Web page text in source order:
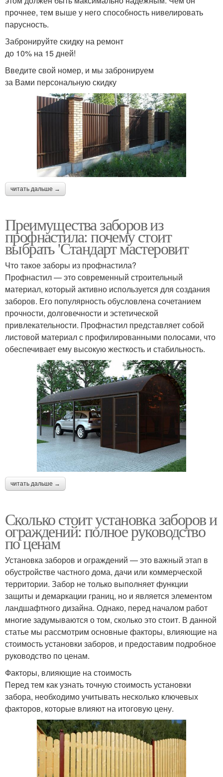
прочнее, тем выше у него способность нивелировать
парусность.
Забронируйте скидку на ремонт
до 10% на 15 дней!
Введите свой номер, и мы забронируем
за Вами персональную скидку
читать дальше →
Преимущества заборов из
профнастила: почему стоит
выбрать 'Стандарт мастеровит
Что такое заборы из профнастила?
Профнастил — это современный строительный
материал, который активно используется для создания
заборов. Его популярность обусловлена сочетанием
прочности, долговечности и эстетической
привлекательности. Профнастил представляет собой
листовой материал с профилированными полосами, что
обеспечивает ему высокую жесткость и стабильность.
читать дальше →
Сколько стоит установка заборов и
ограждений: полное руководство
по ценам
Установка заборов и ограждений — это важный этап в
обустройстве частного дома, дачи или коммерческой
территории. Забор не только выполняет функции
защиты и демаркации границ, но и является элементом
ландшафтного дизайна. Однако, перед началом работ
многие задумываются о том, сколько это стоит. В данной
статье мы рассмотрим основные факторы, влияющие на
стоимость установки заборов, и предоставим подробное
руководство по ценам.
Факторы, влияющие на стоимость
Перед тем как узнать точную стоимость установки
забора, необходимо учитывать несколько ключевых
факторов, которые влияют на итоговую цену.